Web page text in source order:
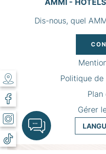
AMMI -
Dis-nous, quel
Politique
Gérer